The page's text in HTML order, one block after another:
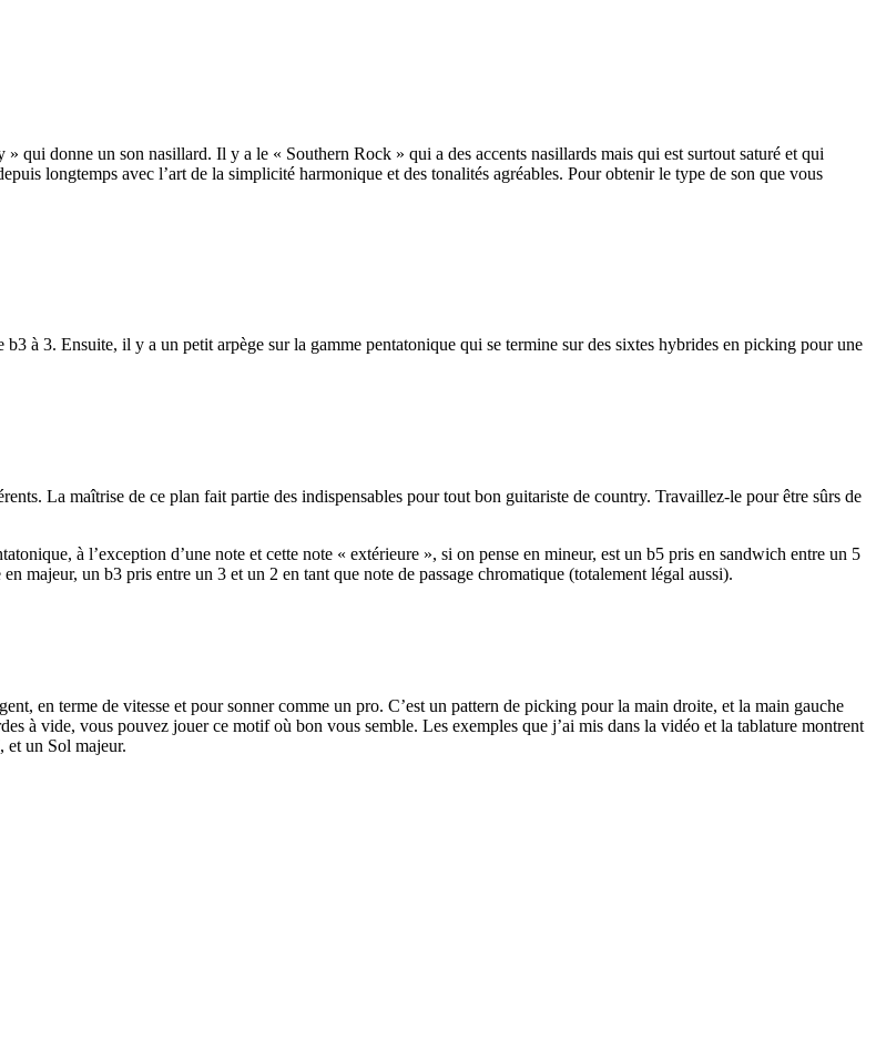
qui donne un son nasillard. Il y a le « Southern Rock » qui a des accents nasillards mais qui est surtout saturé et qui
longtemps avec l’art de la simplicité harmonique et des tonalités agréables. Pour obtenir le type de son que vous
à 3. Ensuite, il y a un petit arpège sur la gamme pentatonique qui se termine sur des sixtes hybrides en picking pour une
La maîtrise de ce plan fait partie des indispensables pour tout bon guitariste de country. Travaillez-le pour être sûrs de
à l’exception d’une note et cette note « extérieure », si on pense en mineur, est un b5 pris en sandwich entre un 5
majeur, un b3 pris entre un 3 et un 2 en tant que note de passage chromatique (totalement légal aussi).
en terme de vitesse et pour sonner comme un pro. C’est un pattern de picking pour la main droite, et la main gauche
à vide, vous pouvez jouer ce motif où bon vous semble. Les exemples que j’ai mis dans la vidéo et la tablature montrent
et un Sol majeur.